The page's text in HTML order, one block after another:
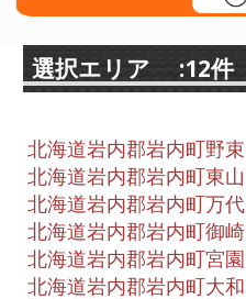
選択エリア :12件
北海道岩内郡岩内町野束
北海道岩内郡岩内町東山
北海道岩内郡岩内町万代
北海道岩内郡岩内町御崎
北海道岩内郡岩内町宮園
北海道岩内郡岩内町大和